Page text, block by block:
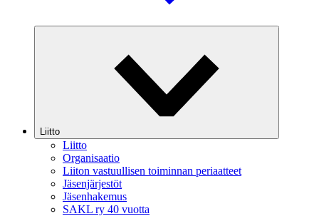
Liitto
Liitto
Organisaatio
Liiton vastuullisen toiminnan periaatteet
Jäsenjärjestöt
Jäsenhakemus
SAKL ry 40 vuotta